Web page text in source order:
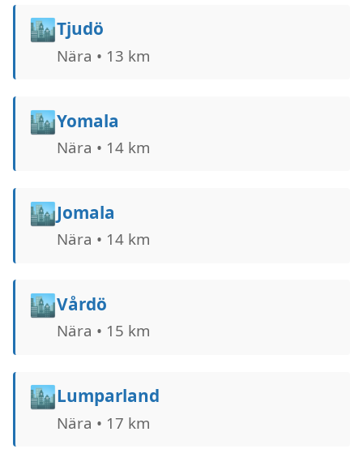
🏙️Tjudö
Nära • 13 km
🏙️Yomala
Nära • 14 km
🏙️Jomala
Nära • 14 km
🏙️Vårdö
Nära • 15 km
🏙️Lumparland
Nära • 17 km